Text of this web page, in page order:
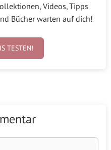
Videos, Tipps
Bücher warten auf dich!
TESTEN!